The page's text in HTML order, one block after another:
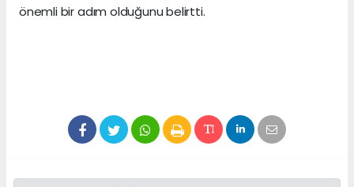
önemli bir adım olduğunu belirtti.